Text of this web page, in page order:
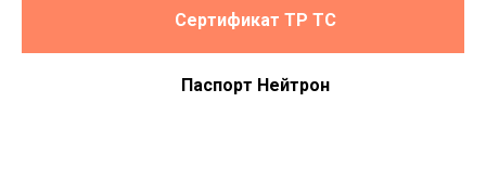
Сертификат ТР ТС
Паспорт Нейтрон